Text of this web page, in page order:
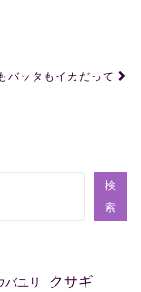
バッタもイカだって
検
索
バユリ クサギ